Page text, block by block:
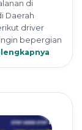
di
Daerah
driver
bepergian